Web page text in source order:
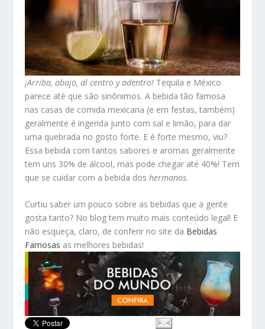
¡Arriba, abajo, al centro y adentro! Tequila e México
parece até que são sinônimos. A bebida tão famosa
nas casas de comida mexicana (e em festas, também)
geralmente é ingerida junto com sal e limão, para dar
uma quebrada no gosto forte. E é forte mesmo, viu?
Essa bebida com tantos sabores e aromas geralmente
tem uns 30% de álcool, mas pode chegar até 40%! Tem
que se cuidar com a bebida doshermanos.
Curtiu saber um pouco sobre as bebidas que a gente
gosta tanto? No blog tem muito mais conteúdo legal! E
não esqueça, claro, de conferir no site da Bebidas
Famosas as melhores bebidas!